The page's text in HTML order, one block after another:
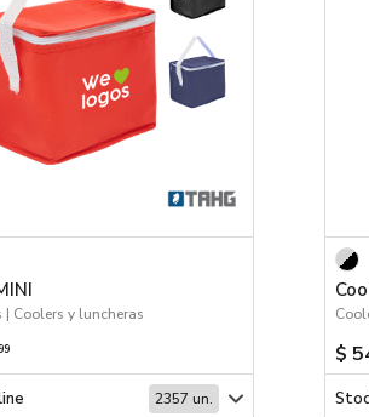
| Coolers y luncheras
99
2357 un.
$